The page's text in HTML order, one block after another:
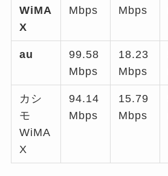
WiMA
X
Mbps
Mbps
au
99.58
Mbps
18.23
Mbps
カシ
モ
WiMA
X
94.14
Mbps
15.79
Mbps